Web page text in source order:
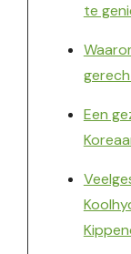
te
Een